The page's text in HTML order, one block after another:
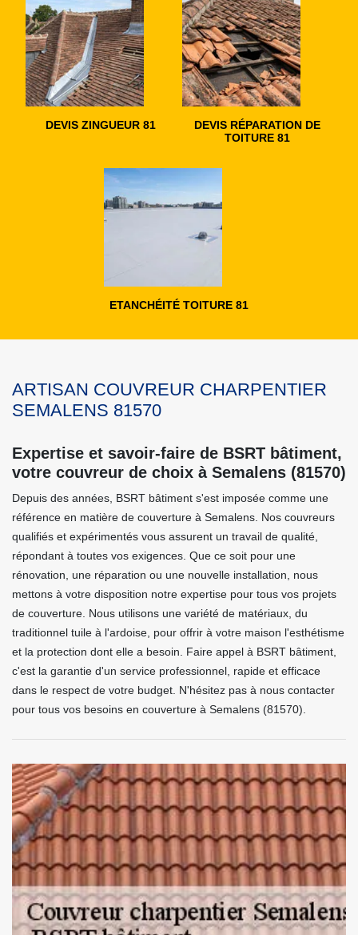
DEVIS ZINGUEUR 81
DEVIS RÉPARATION DE
TOITURE 81
ETANCHÉITÉ TOITURE 81
ARTISAN COUVREUR CHARPENTIER
SEMALENS 81570
Expertise et savoir-faire de BSRT bâtiment,
votre couvreur de choix à Semalens (81570)
Depuis des années, BSRT bâtiment s'est imposée comme une
référence en matière de couverture à Semalens. Nos couvreurs
qualifiés et expérimentés vous assurent un travail de qualité,
répondant à toutes vos exigences. Que ce soit pour une
rénovation, une réparation ou une nouvelle installation, nous
mettons à votre disposition notre expertise pour tous vos projets
de couverture. Nous utilisons une variété de matériaux, du
traditionnel tuile à l'ardoise, pour offrir à votre maison l'esthétisme
et la protection dont elle a besoin. Faire appel à BSRT bâtiment,
c'est la garantie d'un service professionnel, rapide et efficace
dans le respect de votre budget. N'hésitez pas à nous contacter
pour tous vos besoins en couverture à Semalens (81570).